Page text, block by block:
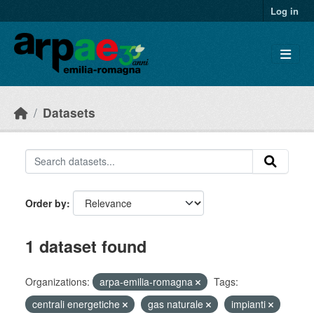
Log in
Datasets
Order by
1 dataset found
Organizations: arpa-emilia-romagna
Tags:
centrali energetiche
gas naturale
impianti